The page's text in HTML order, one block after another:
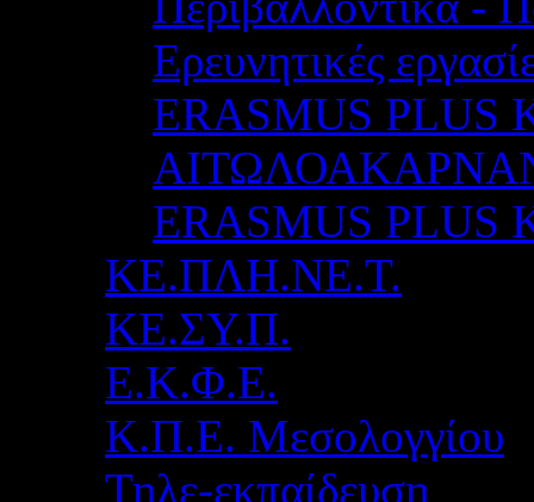
Ερευνητικές
ERASMUS PLUS
ERASMUS
ΚΕ.ΠΛΗ.ΝΕ.Τ.
ΚΕ.ΣΥ.Π.
Ε.Κ.Φ.Ε.
Κ.Π.Ε. Μεσολογγίου
Τηλε-εκπαίδευση